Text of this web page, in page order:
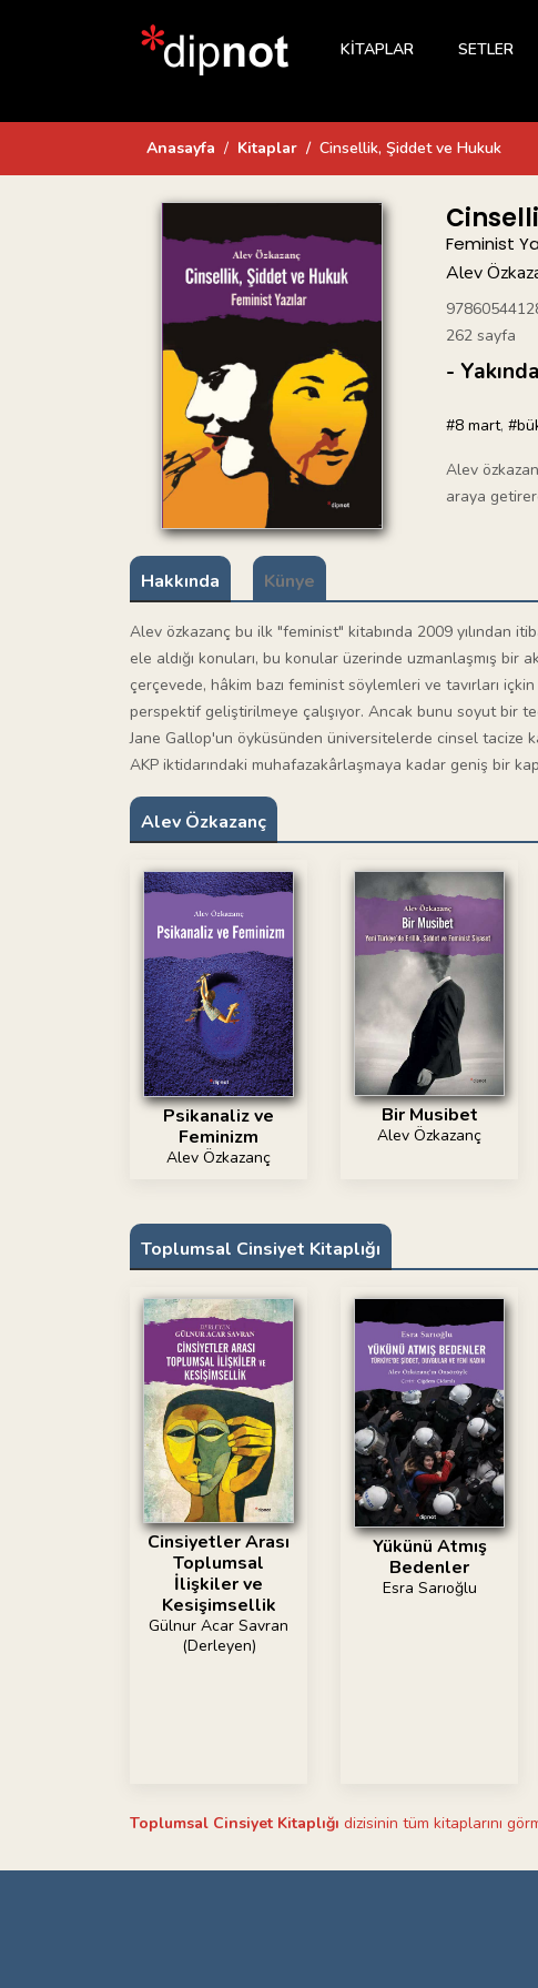
KİTAPLAR SETLER
Anasayfa Kitaplar Cinsellik, Şiddet ve Hukuk
Feminist
Alev
262 sayfa
-
#8 mart,
Alev
araya
Hakkında Künye
Alev özkazanç bu ilk "feminist" kitabında 2009 yılından
ele aldığı konuları, bu konular üzerinde uzmanlaşmış
çerçevede, hâkim bazı feminist söylemleri ve tavırları
perspektif geliştirilmeye çalışıyor. Ancak bunu soyut bir
Jane Gallop'un öyküsünden üniversitelerde cinsel tacize
AKP iktidarındaki muhafazakârlaşmaya kadar geniş bir
Alev Özkazanç
Psikanaliz ve
Feminizm
Alev Özkazanç
Bir Musibet
Alev Özkazanç
Toplumsal Cinsiyet Kitaplığı
Cinsiyetler Arası
Toplumsal
İlişkiler ve
Kesişimsellik
Gülnur Acar Savran
(Derleyen)
Yükünü Atmış
Bedenler
Esra Sarıoğlu
Toplumsal Cinsiyet Kitaplığı dizisinin tüm kitaplarını